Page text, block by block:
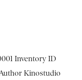
Inventory ID
Kinostudio